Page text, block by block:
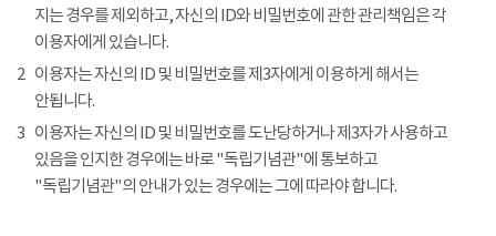
지는 경우를 제외하고, 자신의 ID와 비밀번호에 관한 관리책임은 각
이용자에게 있습니다.
2 이용자는 자신의 ID 및 비밀번호를 제3자에게 이용하게 해서는
안됩니다.
3 이용자는 자신의 ID 및 비밀번호를 도난당하거나 제3자가 사용하고
있음을 인지한 경우에는 바로 "독립기념관"에 통보하고
"독립기념관"의 안내가 있는 경우에는 그에 따라야 합니다.